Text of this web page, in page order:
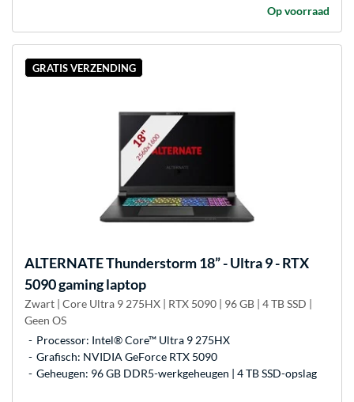
Op voorraad
GRATIS VERZENDING
ALTERNATEThunderstorm 18” - Ultra 9 - RTX
5090 gaming laptop
Zwart | Core Ultra 9 275HX | RTX 5090 | 96 GB | 4 TB SSD |
Geen OS
Processor: Intel® Core™ Ultra 9 275HX
Grafisch: NVIDIA GeForce RTX 5090
Geheugen: 96 GB DDR5-werkgeheugen | 4 TB SSD-opslag